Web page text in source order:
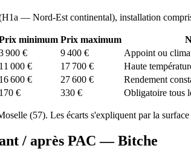
H1a — Nord-Est continental), installation
minimum Prix maximum
900 € 9 400 €
Appoint ou
11 000 € 17 700 €
Haute
16 600 € 27 600 €
Rendement
170 € 330 € Obligatoire tous
(57). Les écarts s'expliquent par la
/ après PAC —Bitche